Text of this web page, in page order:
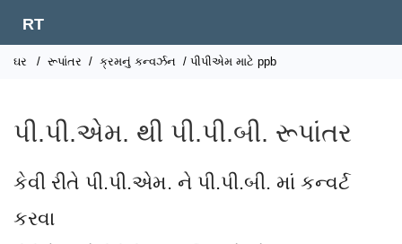
RT
ઘર / રૂપાંતર / ક્રમનું કન્વર્ઝન / પીપીએમ માટે ppb
પી.પી.એમ. થી પી.પી.બી. રૂપાંતર
કેવી રીતે પી.પી.એમ. ને પી.પી.બી. માં કન્વર્ટ
કરવા